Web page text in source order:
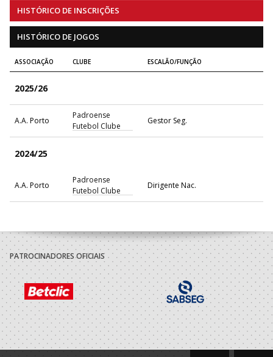
HISTÓRICO DE INSCRIÇÕES
HISTÓRICO DE JOGOS
ASSOCIAÇÃO CLUBE ESCALÃO/FUNÇÃO
2025/26
A.A. Porto
Padroense
Futebol Clube
Gestor Seg.
2024/25
A.A. Porto
Padroense
Futebol Clube
Dirigente Nac.
PATROCINADORES OFICIAIS